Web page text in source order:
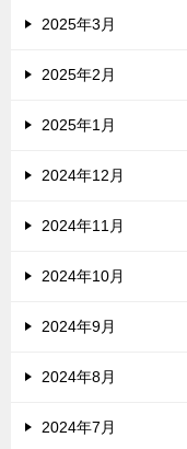
2025年3月
2025年2月
2025年1月
2024年12月
2024年11月
2024年10月
2024年9月
2024年8月
2024年7月